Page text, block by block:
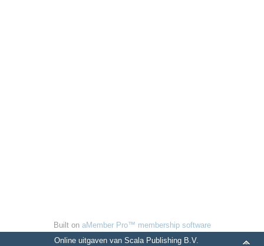
Built on aMember Pro™ membership software
Online uitgaven van Scala Publishing B.V.